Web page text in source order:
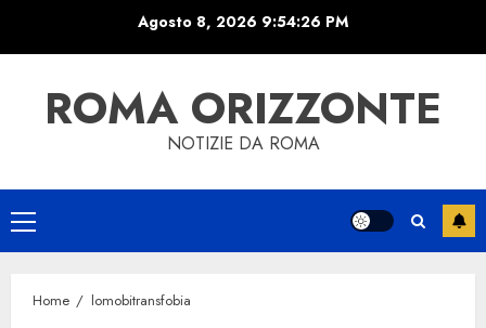
Agosto 8, 2026 9:54:26 PM
ROMA ORIZZONTE
NOTIZIE DA ROMA
Primary
Menu
Home lomobitransfobia